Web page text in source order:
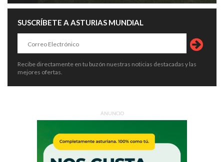
SUSCRÍBETE A ASTURIAS MUNDIAL
Recibe directamente en tu buzón nuestras noticias destacadas y las
mejores ofertas.
ANUNCIO